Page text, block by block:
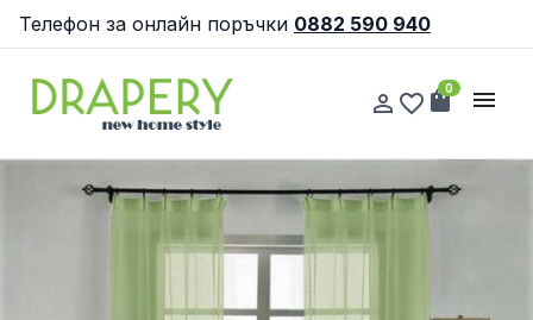
Телефон за онлайн поръчки 0882 590 940
person_outline favorite_border shopping_bag
0 menu